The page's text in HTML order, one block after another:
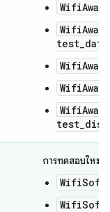
การทดสอบใหม่